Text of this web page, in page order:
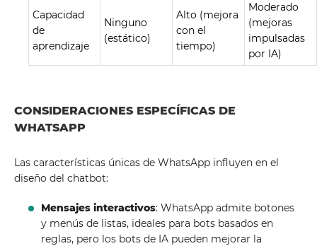
Capacidad
de
aprendizaje
Ninguno
(estático)
Alto (mejora
con el
tiempo)
Moderado
(mejoras
impulsadas
por IA)
CONSIDERACIONES ESPECÍFICAS DE
WHATSAPP
Las características únicas de WhatsApp influyen en el
diseño del chatbot:
Mensajes interactivos: WhatsApp admite botones
y menús de listas, ideales para bots basados ​​en
reglas, pero los bots de IA pueden mejorar la